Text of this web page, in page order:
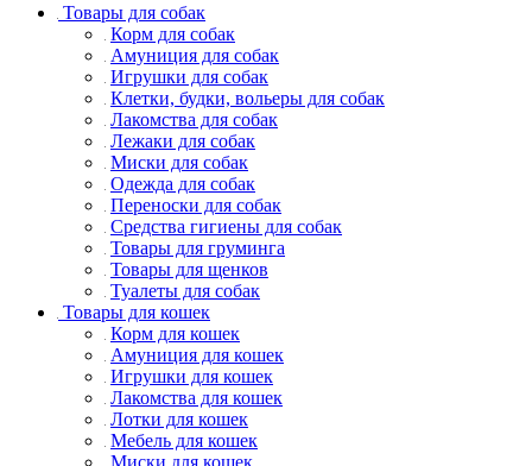
Товары для собак
Корм для собак
Амуниция для собак
Игрушки для собак
Клетки, будки, вольеры для собак
Лакомства для собак
Лежаки для собак
Миски для собак
Одежда для собак
Переноски для собак
Средства гигиены для собак
Товары для груминга
Товары для щенков
Туалеты для собак
Товары для кошек
Корм для кошек
Амуниция для кошек
Игрушки для кошек
Лакомства для кошек
Лотки для кошек
Мебель для кошек
Миски для кошек